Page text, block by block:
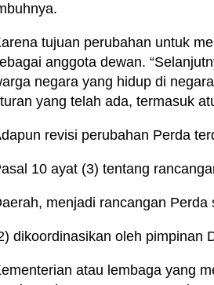
tujuan perubahan untuk
anggota dewan.
negara yang hidup di
yang telah ada, termasuk
revisi perubahan Perda
10 ayat (3) tentang
menjadi rancangan
dikoordinasikan oleh pimpinan
atau lembaga yang